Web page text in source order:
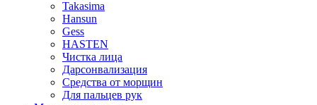
Takasima
Hansun
Gess
HASTEN
Чистка лица
Дарсонвализация
Средства от морщин
Для пальцев рук